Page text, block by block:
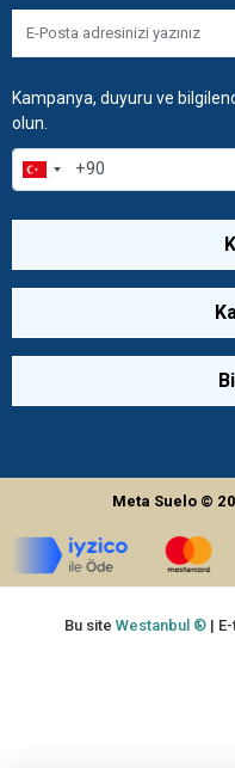
Kampanya, duyuru ve
olun.
Meta Suelo ©
Bu siteWestanbul ® |